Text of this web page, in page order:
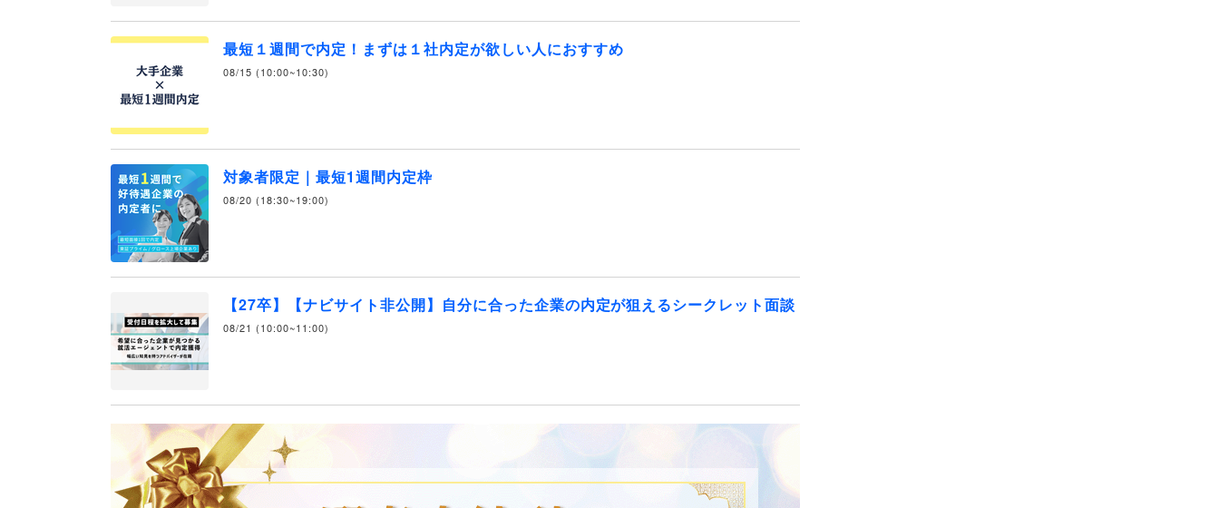
最短１週間で内定！まずは１社内定が欲しい人におすすめ
08/15 (10:00~10:30)
対象者限定｜最短1週間内定枠
08/20 (18:30~19:00)
【27卒】【ナビサイト非公開】自分に合った企業の内定が狙えるシークレット面談
08/21 (10:00~11:00)